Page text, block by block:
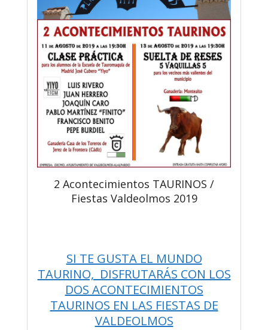
2 Acontecimientos TAURINOS /
Fiestas Valdeolmos 2019
SI TE GUSTA EL MUNDO
TAURINO, DISFRUTARÁS CON LOS
DOS ACONTECIMIENTOS
TAURINOS EN LAS FIESTAS DE
VALDEOLMOS